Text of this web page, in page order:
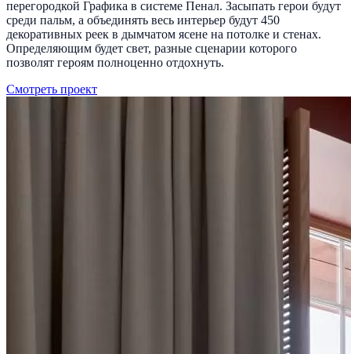
перегородкой Графика в системе Пенал. Засыпать герои будут
среди пальм, а объединять весь интерьер будут 450
декоративных реек в дымчатом ясене на потолке и стенах.
Определяющим будет свет, разные сценарии которого
позволят героям полноценно отдохнуть.
Смотреть проект